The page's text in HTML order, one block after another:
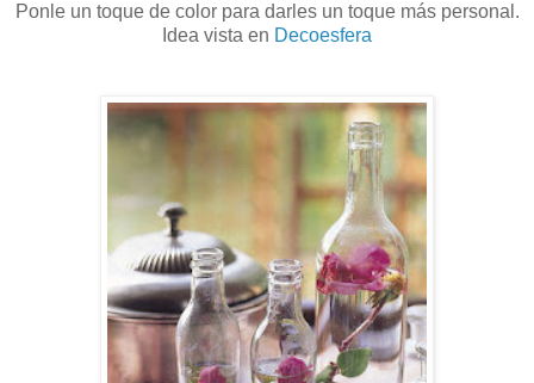
Ponle un toque de color para darles un toque más personal.
Idea vista en Decoesfera